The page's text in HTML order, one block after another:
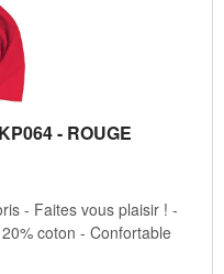
- ROUGE
- Faites vous plaisir ! -
coton - Confortable